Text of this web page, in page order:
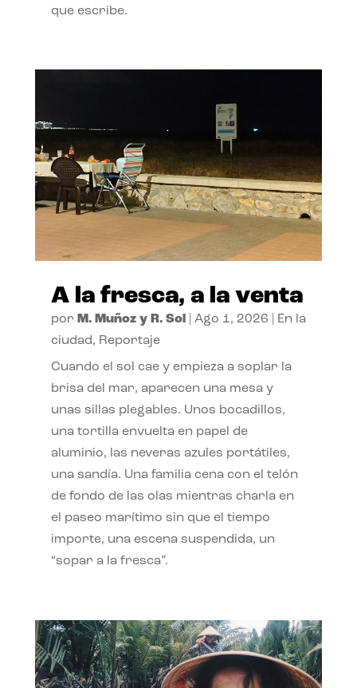
que escribe.
A la fresca, a la venta
por M. Muñoz y R. Sol| Ago 1, 2026
En la
ciudad, Reportaje
Cuando el sol cae y empieza a soplar la
brisa del mar, aparecen una mesa y
unas sillas plegables. Unos bocadillos,
una tortilla envuelta en papel de
aluminio, las neveras azules portátiles,
una sandía. Una familia cena con el telón
de fondo de las olas mientras charla en
el paseo marítimo sin que el tiempo
importe, una escena suspendida, un
“sopar a la fresca”.